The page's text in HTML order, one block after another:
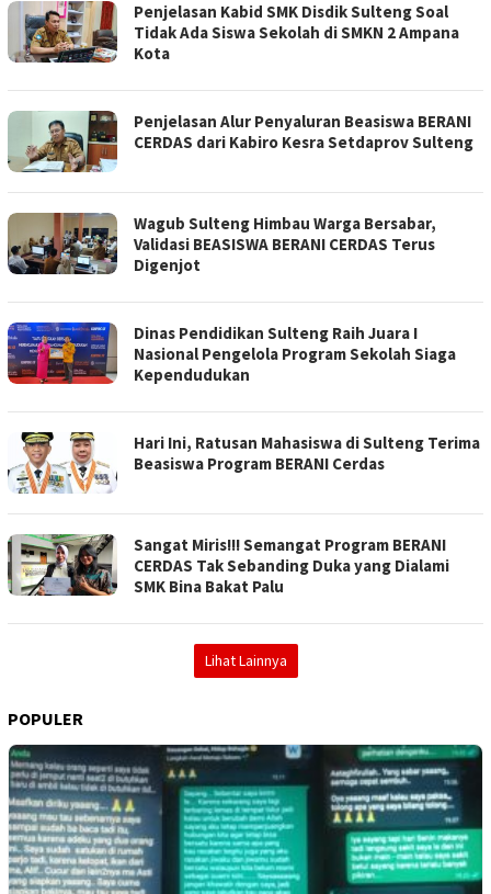
Penjelasan Kabid SMK Disdik Sulteng Soal
Tidak Ada Siswa Sekolah di SMKN 2 Ampana
Kota
Penjelasan Alur Penyaluran Beasiswa BERANI
CERDAS dari Kabiro Kesra Setdaprov Sulteng
Wagub Sulteng Himbau Warga Bersabar,
Validasi BEASISWA BERANI CERDAS Terus
Digenjot
Dinas Pendidikan Sulteng Raih Juara I
Nasional Pengelola Program Sekolah Siaga
Kependudukan
Hari Ini, Ratusan Mahasiswa di Sulteng Terima
Beasiswa Program BERANI Cerdas
Sangat Miris!!! Semangat Program BERANI
CERDAS Tak Sebanding Duka yang Dialami
SMK Bina Bakat Palu
Lihat Lainnya
POPULER